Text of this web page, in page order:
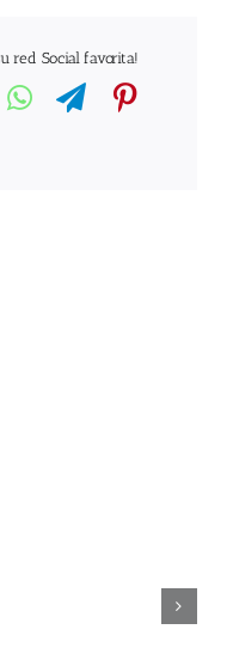
red Social favorita!
WhatsApp
Telegram
Coti en Mallorca